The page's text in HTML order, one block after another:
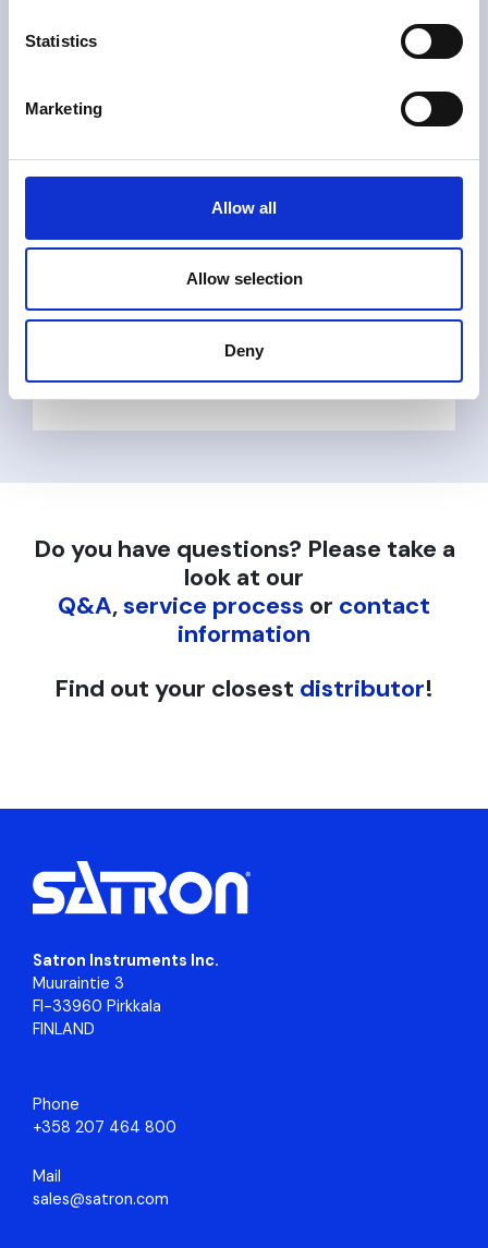
Statistics
Marketing
Allow all
Allow selection
Deny
Leia mais
Do you have questions? Please take a
look at our
Q&A,service process or contact
information
Find out your closest distributor!
Satron Instruments Inc.
Muuraintie 3
FI-33960 Pirkkala
FINLAND
Phone
+358 207 464 800
Mail
sales@satron.com